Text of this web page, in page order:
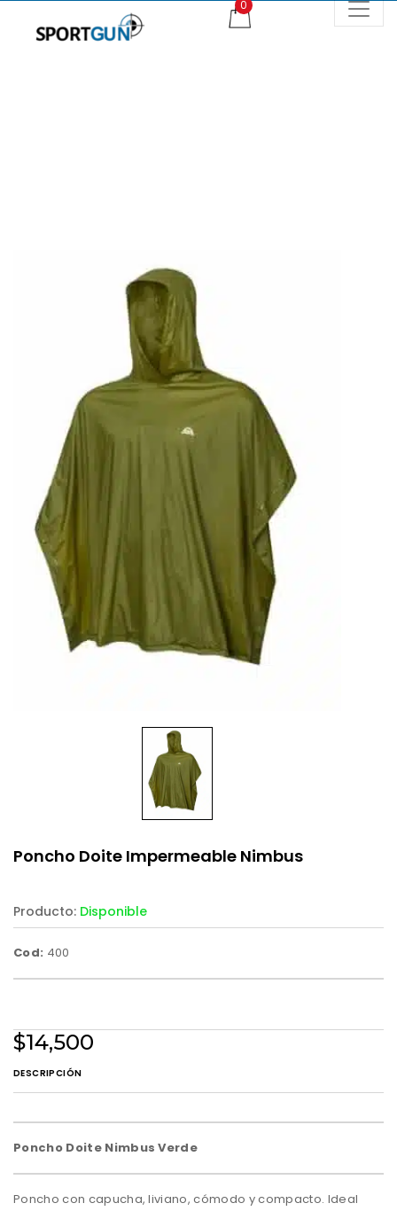
Poncho Doite Impermeable Nimbus
Producto: Disponible
Cod: 400
$14,500
DESCRIPCIÓN
Poncho Doite Nimbus Verde
Poncho con capucha, liviano, cómodo y compacto. Ideal